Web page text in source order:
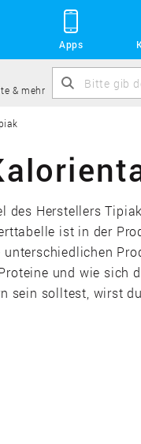
Apps
& mehr
des Herstellers
ist in der
und wie sich
sein solltest, wirst